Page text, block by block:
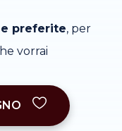
preferite, per
vorrai